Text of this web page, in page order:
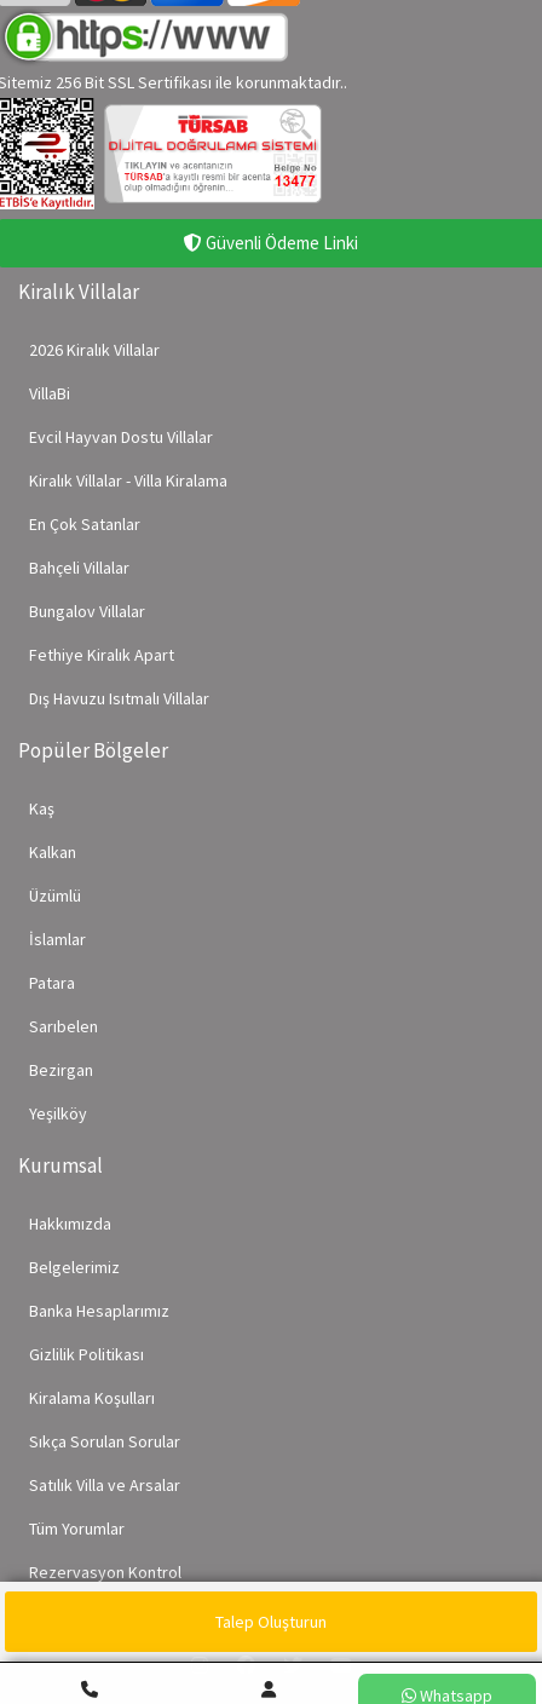
Talep Oluşturun
Whatsapp
256 Bit SSL Sertifikası ile korunmaktadır..
Güvenli Ödeme Linki
Kiralık Villalar
2026 Kiralık Villalar
VillaBi
Evcil Hayvan Dostu Villalar
Kiralık Villalar - Villa Kiralama
En Çok Satanlar
Bahçeli Villalar
Bungalov Villalar
Fethiye Kiralık Apart
Dış Havuzu Isıtmalı Villalar
Popüler Bölgeler
Kaş
Kalkan
Üzümlü
İslamlar
Patara
Sarıbelen
Bezirgan
Yeşilköy
Kurumsal
Hakkımızda
Belgelerimiz
Banka Hesaplarımız
Gizlilik Politikası
Kiralama Koşulları
Sıkça Sorulan Sorular
Satılık Villa ve Arsalar
Tüm Yorumlar
Rezervasyon Kontrol
Whatsapp